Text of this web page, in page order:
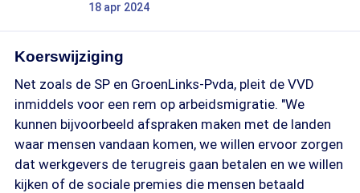
18 apr 2024
Koerswijziging
Net zoals de SP en GroenLinks-Pvda, pleit de VVD
inmiddels voor een rem op arbeidsmigratie. "We
kunnen bijvoorbeeld afspraken maken met de landen
waar mensen vandaan komen, we willen ervoor zorgen
dat werkgevers de terugreis gaan betalen en we willen
kijken of de sociale premies die mensen betaald